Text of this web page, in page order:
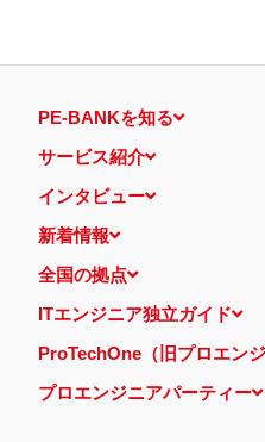
PE-BANKを知る
サービス紹介
インタビュー
新着情報
全国の拠点
ITエンジニア独立ガイド
ProTechOne（旧プロエン
プロエンジニアパーティー